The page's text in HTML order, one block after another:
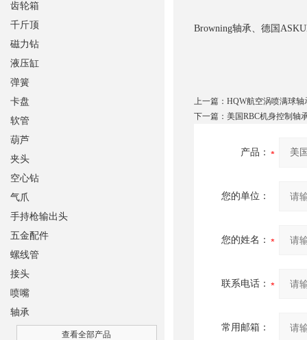
Browning轴承、德国
上一篇： HQW航空涡喷满球轴
下一篇： 美国RBC机身控制轴
产品：
您的单位：
您的姓名：
联系电话：
常用邮箱：
齿轮箱
千斤顶
磁力钻
液压缸
弹簧
卡盘
软管
葫芦
夹头
空心钻
气爪
手持枪输出头
五金配件
螺线管
接头
喷嘴
轴承
查看全部产品